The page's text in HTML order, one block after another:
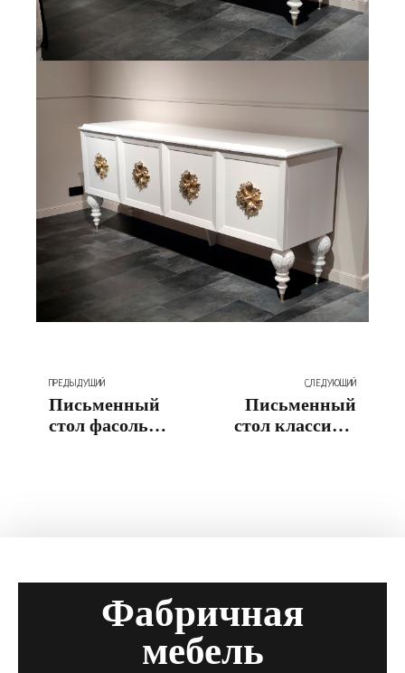
ПРЕДЫДУЩИЙ
Письменный
стол фасоль
СЛЕДУЮЩИЙ
Письменный
стол классика.
Фабричная
мебель